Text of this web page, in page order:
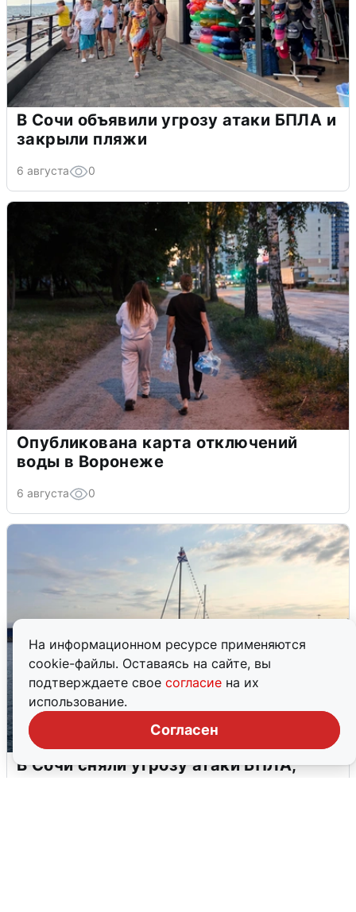
На информационном ресурсе применяются
cookie-файлы. Оставаясь на сайте, вы
подтверждаете свое согласие на их
использование.
Согласен
В Сочи объявили угрозу атаки БПЛА и
закрыли пляжи
6 августа 0
Опубликована карта отключений
воды в Воронеже
6 августа 0
В Сочи сняли угрозу атаки БПЛА,